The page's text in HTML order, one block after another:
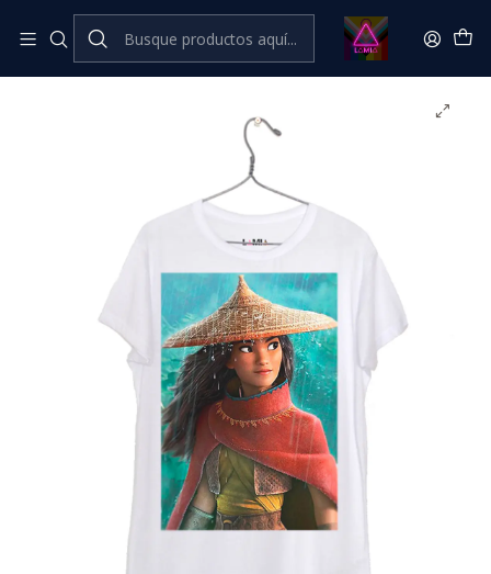
Catálogo Classic Cine Series y TV Classic